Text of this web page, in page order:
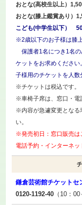
おとな(高校生以上）
おとな(膝上鑑賞あり）
こども(中学生以下）
※2歳以下のお子様は膝上
保護者1名につき1名の
ケットをお求めくださ
子様用のチケットを人数
※チケットは税込です。
※車椅子席は、窓口・電
※内容が急遽変更となる
い。
※発売初日：窓口販売は
電話予約・インターネッ
鎌倉芸術館チケットセ
0120-1192-40 （10：